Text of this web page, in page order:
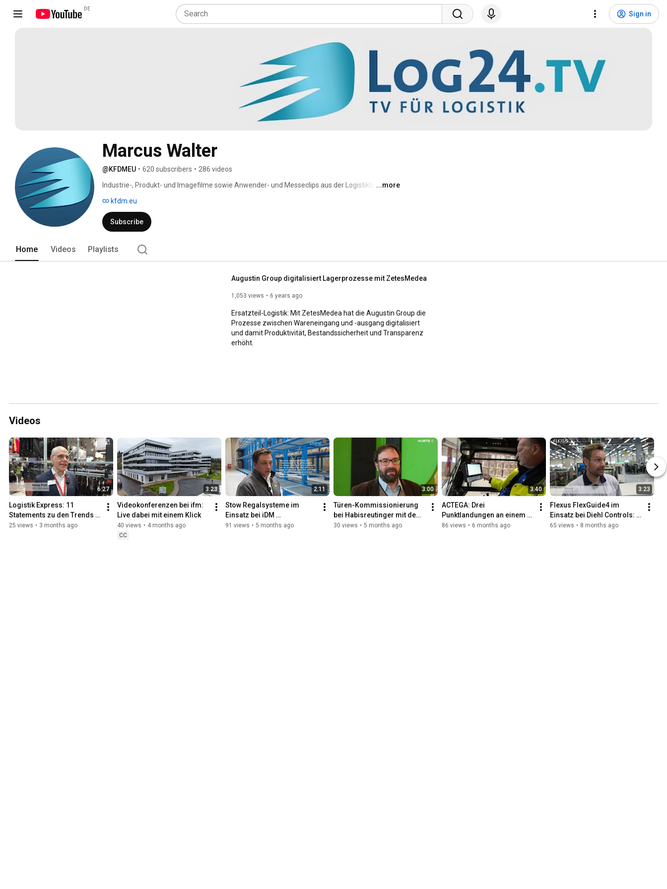
DE
Sign in
Marcus Walter
@KFDMEU • 620 subscribers • 286 videos
Industrie-, Produkt- und Imagefilme sowie Anwender- und Messeclips aus der Logistikbranche
...more
kfdm.eu
Subscribe
Home Videos Playlists
Augustin Group digitalisiert Lagerprozesse mit ZetesMedea
1,053 views 6 years ago
Ersatzteil-Logistik: Mit ZetesMedea hat die Augustin Group die
Prozesse zwischen Wareneingang und -ausgang digitalisiert
und damit Produktivität, Bestandssicherheit und Transparenz
erhöht.
Videos
6:27
Logistik Express: 11
Statements zu den Trends
der LogiMAT 2026
25 views • 3 months ago
3:23
Videokonferenzen bei ifm:
Live dabei mit einem Klick
40 views • 4 months ago
CC
2:11
Stow Regalsysteme im
Einsatz bei iDM
Energiesysteme mit
91 views • 5 months ago
3:00
Türen-Kommissionierung
bei Habisreutinger mit dem
Hubtex EZK 20
30 views • 5 months ago
3:40
ACTEGA: Drei
Punktlandungen an einem
Tag
86 views • 6 months ago
3:23
Flexus FlexGuide4 im
Einsatz bei Diehl Controls:
Direkter Draht zwischen SAP
65 views • 8 months ago